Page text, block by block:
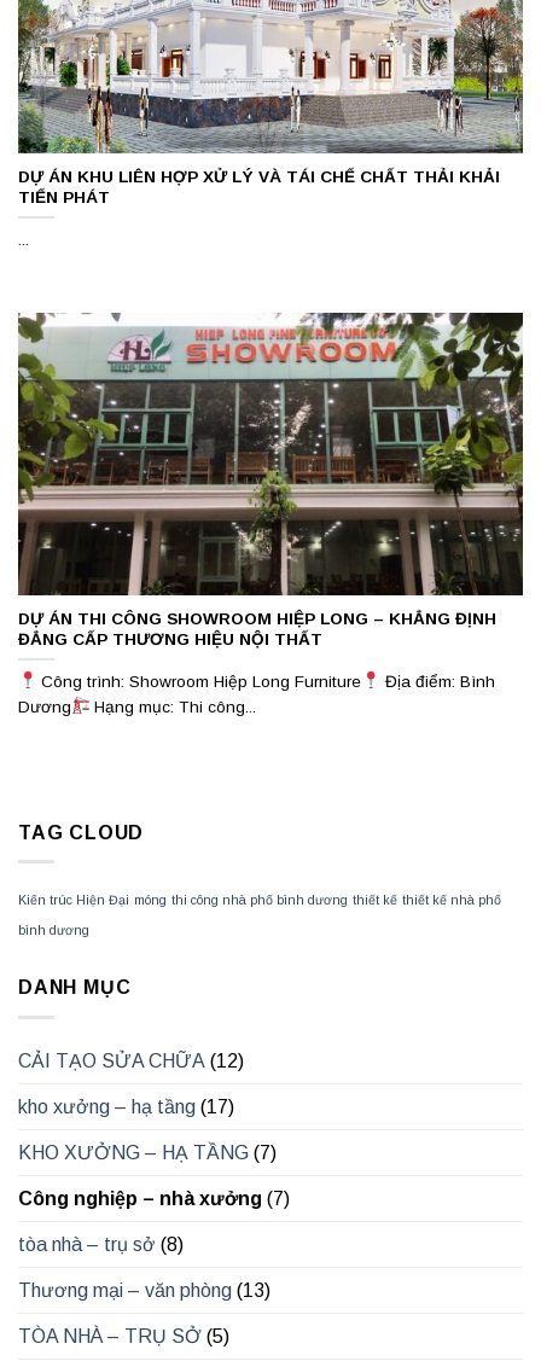
DỰ ÁN KHU LIÊN HỢP XỬ LÝ VÀ TÁI CHẾ CHẤT THẢI KHẢI
TIẾN PHÁT
DỰ ÁN THI CÔNG SHOWROOM HIỆP LONG – KHẲNG ĐỊNH
ĐẲNG CẤP THƯƠNG HIỆU NỘI THẤT
Công trình: Showroom Hiệp Long Furniture
Địa điểm: Bình
Dương
Hạng mục: Thi công...
TAG CLOUD
Kiến trúc Hiện Đại móng thi công nhà phố bình dương thiết kế thiết kế nhà phố
bình dương
DANH MỤC
CẢI TẠO SỬA CHỮA (12)
kho xưởng – hạ tầng (17)
KHO XƯỞNG – HẠ TẦNG (7)
Công nghiệp – nhà xưởng (7)
tòa nhà – trụ sở (8)
Thương mại – văn phòng (13)
TÒA NHÀ – TRỤ SỞ (5)